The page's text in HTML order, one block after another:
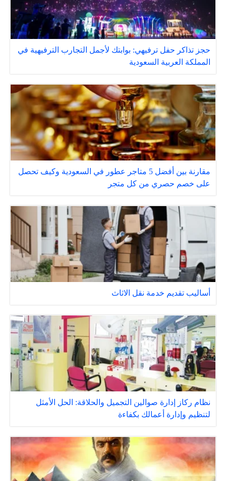
حجز تذاكر حفل ترفيهي: بوابتك لأجمل التجارب الترفيهية في
المملكة العربية السعودية
مقارنة بين أفضل 5 متاجر عطور في السعودية وكيف تحصل
على خصم حصري من كل متجر
أساليب تقديم خدمة نقل الاثاث
نظام ركاز إدارة صوالين التجميل والحلاقة: الحل الأمثل
لتنظيم وإدارة أعمالك بكفاءة